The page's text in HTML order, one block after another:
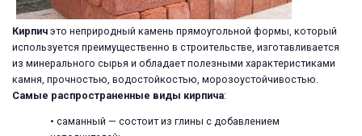
Кирпич это неприродный камень прямоугольной формы, который
используется преимущественно в строительстве, изготавливается
из минерального сырья и обладает полезными характеристиками
камня, прочностью, водостойкостью, морозоустойчивостью.
Самые распространенные виды кирпича:
• саманный — состоит из глины с добавлением